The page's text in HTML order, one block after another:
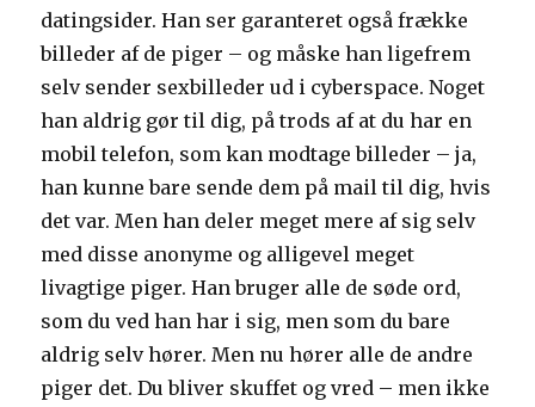
datingsider. Han ser garanteret også frække
billeder af de piger – og måske han ligefrem
selv sender sexbilleder ud i cyberspace. Noget
han aldrig gør til dig, på trods af at du har en
mobil telefon, som kan modtage billeder – ja,
han kunne bare sende dem på mail til dig, hvis
det var. Men han deler meget mere af sig selv
med disse anonyme og alligevel meget
livagtige piger. Han bruger alle de søde ord,
som du ved han har i sig, men som du bare
aldrig selv hører. Men nu hører alle de andre
piger det. Du bliver skuffet og vred – men ikke